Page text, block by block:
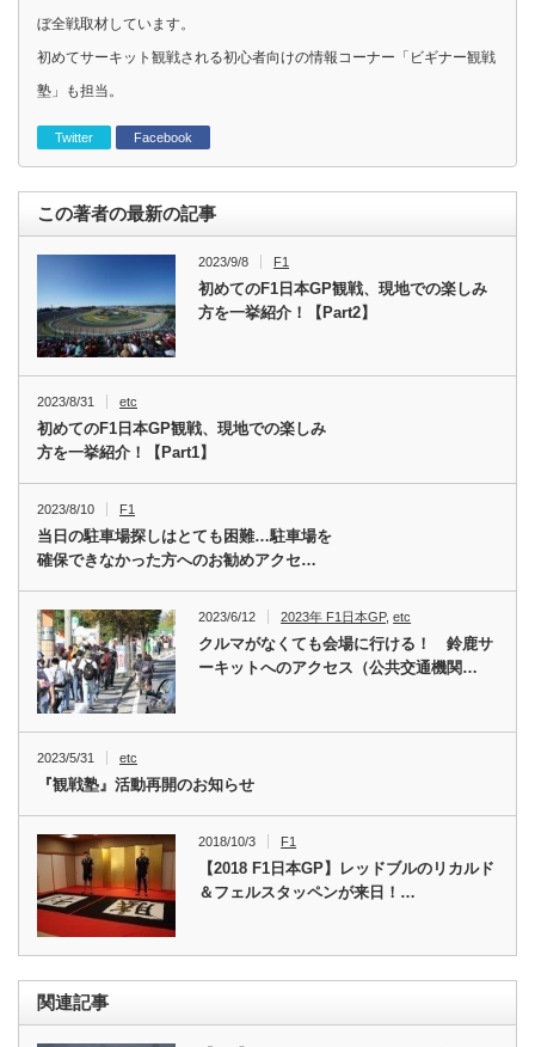
ぼ全戦取材しています。
初めてサーキット観戦される初心者向けの情報コーナー「ビギナー観戦
塾」も担当。
Twitter Facebook
この著者の最新の記事
2023/9/8 F1
初めてのF1日本GP観戦、現地での楽しみ
方を一挙紹介！【Part2】
2023/8/31 etc
初めてのF1日本GP観戦、現地での楽しみ
方を一挙紹介！【Part1】
2023/8/10 F1
当日の駐車場探しはとても困難…駐車場を
確保できなかった方へのお勧めアクセ…
2023/6/12 2023年 F1日本GP,etc
クルマがなくても会場に行ける！ 鈴鹿サ
ーキットへのアクセス（公共交通機関…
2023/5/31 etc
『観戦塾』活動再開のお知らせ
2018/10/3 F1
【2018 F1日本GP】レッドブルのリカルド
＆フェルスタッペンが来日！…
関連記事